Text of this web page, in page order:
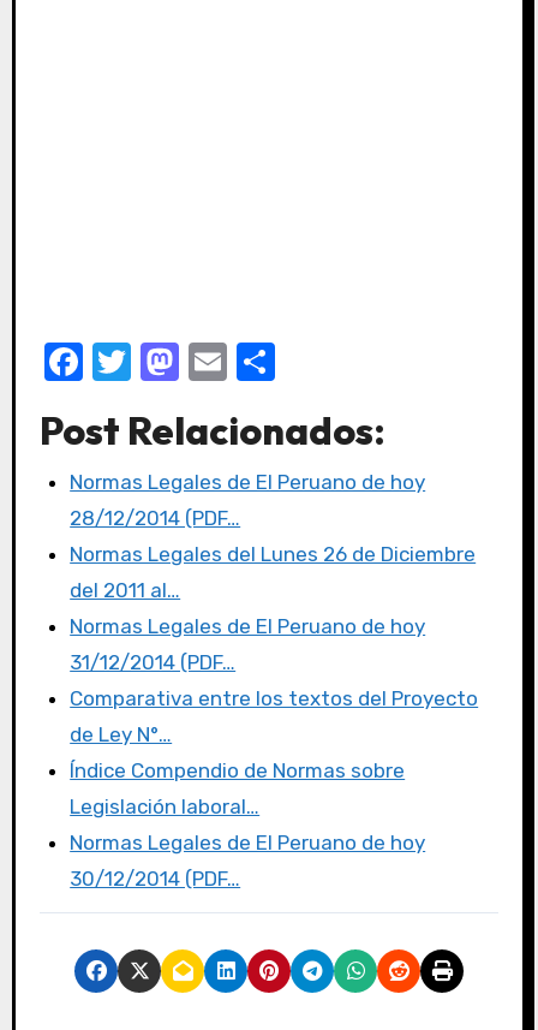
F
c
e
b
o
o
k
T
it
te
r
M
st
o
d
o
n
E
ail m
p
tir
Post Relacionados:
Normas Legales de El Peruano de hoy
28/12/2014 (PDF…
Normas Legales del Lunes 26 de Diciembre
del 2011 al…
Normas Legales de El Peruano de hoy
31/12/2014 (PDF…
Comparativa entre los textos del Proyecto
de Ley N°…
Índice Compendio de Normas sobre
Legislación laboral…
Normas Legales de El Peruano de hoy
30/12/2014 (PDF…